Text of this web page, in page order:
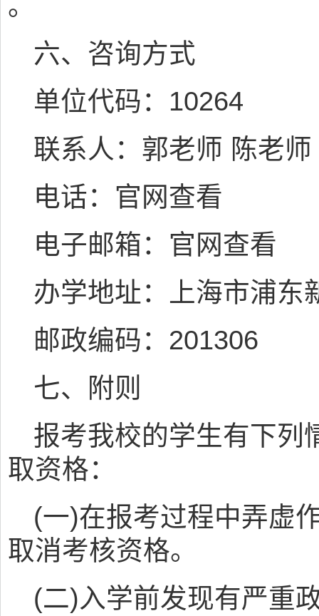
六、咨询方式
单位代码：10264
联系人：郭老师 陈老师
电话：官网查看
电子邮箱：官网查看
办学地址：上海市浦东
邮政编码：201306
七、附则
报考我校的学生有下列
取资格：
(一)在报考过程中弄虚
取消考核资格。
(二)入学前发现有严重